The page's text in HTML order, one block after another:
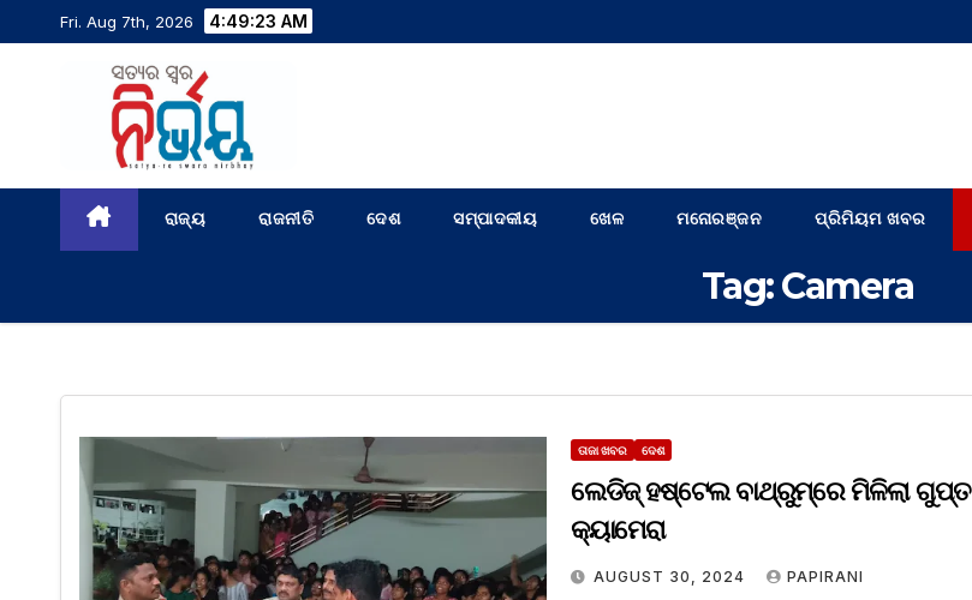
Fri. Aug 7th, 2026 4:49:24 AM
ରାଜ୍ୟ ରାଜନୀତି ଦେଶ ସମ୍ପାଦକୀୟ ଖେଳ ମନୋରଞ୍ଜନ ପ୍ରିମିୟମ ଖବର
Tag:Camera
ତାଜା ଖବର ଦେଶ
ଲେଡିଜ୍‌ ହଷ୍ଟେଲ ବାଥ୍‌ରୁମ୍‌ରେ ମିଳିଲା ଗୁପ୍ତ
କ୍ୟାମେରା
AUGUST 30, 2024 PAPIRANI